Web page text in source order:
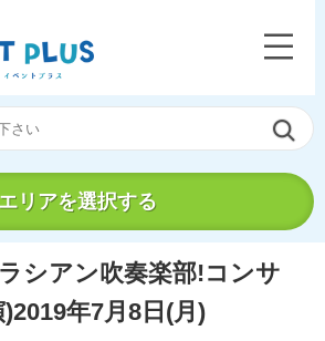
エリアを選択する
ラシアン吹奏楽部!コンサ
年7月8日(月)